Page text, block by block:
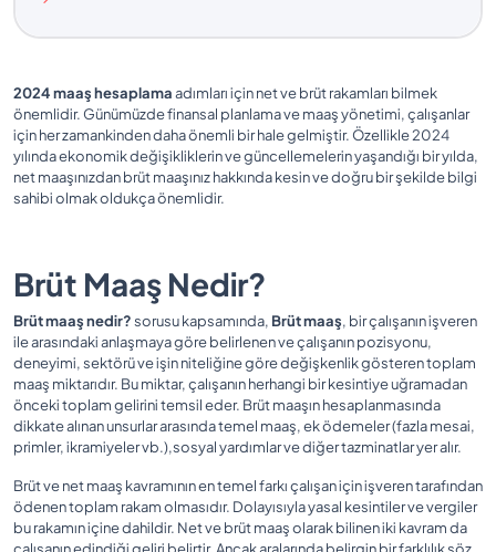
2024 maaş hesaplamaadımları için net ve brüt rakamları bilmek
önemlidir. Günümüzde finansal planlama ve maaş yönetimi, çalışanlar
için her zamankinden daha önemli bir hale gelmiştir. Özellikle 2024
yılında ekonomik değişikliklerin ve güncellemelerin yaşandığı bir yılda,
net maaşınızdan brüt maaşınız hakkında kesin ve doğru bir şekilde bilgi
sahibi olmak oldukça önemlidir.
Brüt Maaş Nedir?
Brüt maaş nedir?sorusu kapsamında, Brüt maaş, bir çalışanın işveren
ile arasındaki anlaşmaya göre belirlenen ve çalışanın pozisyonu,
deneyimi, sektörü ve işin niteliğine göre değişkenlik gösteren toplam
maaş miktarıdır. Bu miktar, çalışanın herhangi bir kesintiye uğramadan
önceki toplam gelirini temsil eder. Brüt maaşın hesaplanmasında
dikkate alınan unsurlar arasında temel maaş, ek ödemeler (fazla mesai,
primler, ikramiyeler vb.),sosyal yardımlar ve diğer tazminatlar yer alır.
Brüt ve net maaş kavramının en temel farkı çalışan için işveren tarafından
ödenen toplam rakam olmasıdır. Dolayısıyla yasal kesintiler ve vergiler
bu rakamın içine dahildir. Net ve brüt maaş olarak bilinen iki kavram da
çalışanın edindiği geliri belirtir. Ancak aralarında belirgin bir farklılık söz